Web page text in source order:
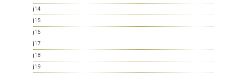
j14
j15
j16
j17
j18
j19